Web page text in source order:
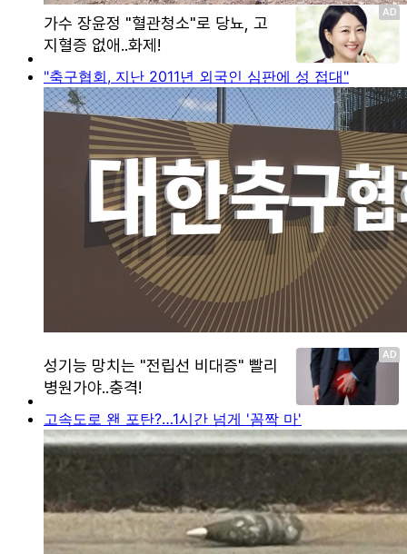
"축구협회, 지난 2011년 외국인 심판에 성 접대"
고속도로 왠 포탄?…1시간 넘게 '꼼짝 마'